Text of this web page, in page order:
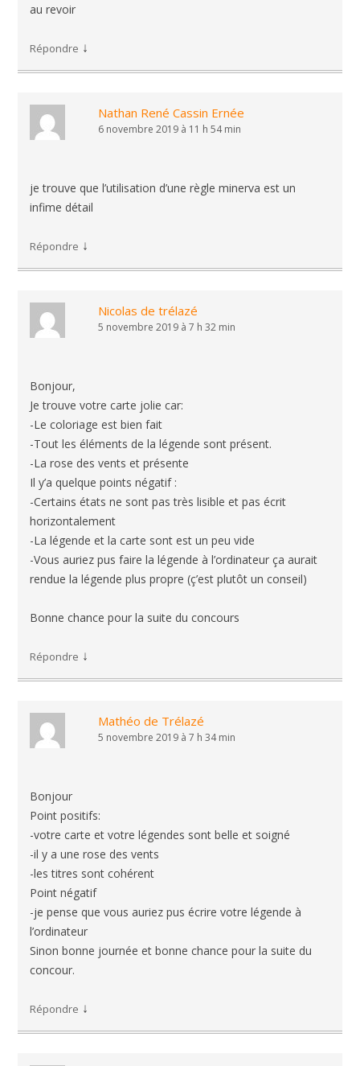
au revoir
Répondre ↓
Nathan René Cassin Ernée
6 novembre 2019 à 11 h 54 min
je trouve que l’utilisation d’une règle minerva est un
infime détail
Répondre ↓
Nicolas de trélazé
5 novembre 2019 à 7 h 32 min
Bonjour,
Je trouve votre carte jolie car:
-Le coloriage est bien fait
-Tout les éléments de la légende sont présent.
-La rose des vents et présente
Il y’a quelque points négatif :
-Certains états ne sont pas très lisible et pas écrit
horizontalement
-La légende et la carte sont est un peu vide
-Vous auriez pus faire la légende à l’ordinateur ça aurait
rendue la légende plus propre (ç’est plutôt un conseil)
Bonne chance pour la suite du concours
Répondre ↓
Mathéo de Trélazé
5 novembre 2019 à 7 h 34 min
Bonjour
Point positifs:
-votre carte et votre légendes sont belle et soigné
-il y a une rose des vents
-les titres sont cohérent
Point négatif
-je pense que vous auriez pus écrire votre légende à
l’ordinateur
Sinon bonne journée et bonne chance pour la suite du
concour.
Répondre ↓